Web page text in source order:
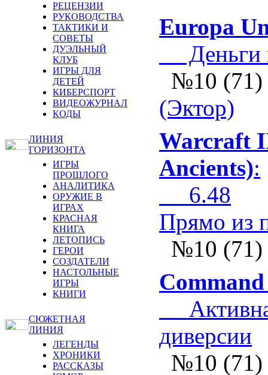
РЕЦЕНЗИИ
РУКОВОДСТВА
ТАКТИКИ И
СОВЕТЫ
ДУЭЛЬНЫЙ
КЛУБ
ИГРЫ ДЛЯ
ДЕТЕЙ
КИБЕРСПОРТ
ВИДЕОЖУРНАЛ
КОДЫ
ЛИНИЯ
ГОРИЗОНТА
ИГРЫ
ПРОШЛОГО
АНАЛИТИКА
ОРУЖИЕ В
ИГРАХ
КРАСНАЯ
КНИГА
ЛЕТОПИСЬ
ГЕРОИ
СОЗДАТЕЛИ
НАСТОЛЬНЫЕ
ИГРЫ
КНИГИ
СЮЖЕТНАЯ
ЛИНИЯ
ЛЕГЕНДЫ
ХРОНИКИ
РАССКАЗЫ
Europa
Деньги
№10 (71)
(Эктор)
Warcraft
Ancients):
6.48
Прямо из
№10 (71)
диверсии
№10 (71)